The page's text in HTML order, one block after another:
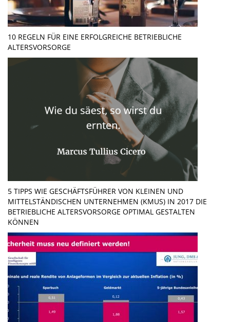
10 REGELN FÜR EINE ERFOLGREICHE BETRIEBLICHE
ALTERSVORSORGE
5 TIPPS WIE GESCHÄFTSFÜHRER VON KLEINEN UND
MITTELSTÄNDISCHEN UNTERNEHMEN (KMUS) IN 2017 DIE
BETRIEBLICHE ALTERSVORSORGE OPTIMAL GESTALTEN
KÖNNEN